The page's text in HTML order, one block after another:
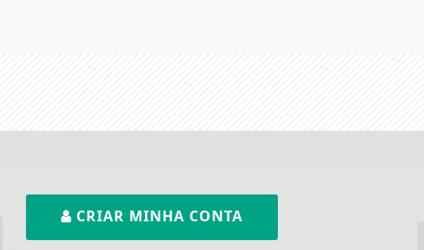
CRIAR MINHA CONTA